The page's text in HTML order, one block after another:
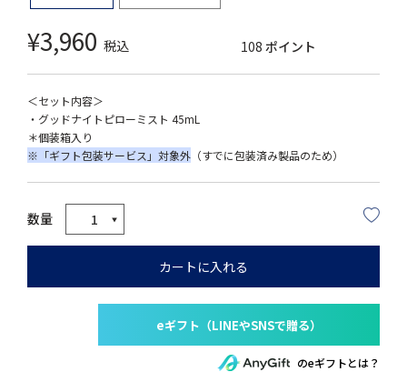
¥3,960 税込 108 ポイント
＜セット内容＞
・グッドナイトピローミスト 45mL
＊個装箱入り
※「ギフト包装サービス」対象外 （すでに包装済み製品のため）
カートに入れる
のeギフトとは？